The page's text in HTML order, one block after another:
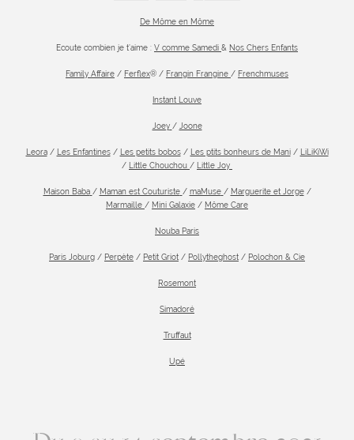
De Môme en Môme
Ecoute combien je t’aime : V comme Samedi & Nos Chers Enfants
Family Affaire / Ferflex® / Frangin Frangine / Frenchmuses
Instant Louve
Joey / Joone
Leora/ Les Enfantines/ Les petits bobos/ Les ptits bonheurs de Mani/
LiLiKiWi
/
Little Chouchou / Little Joy
Maison Baba / Maman est Couturiste / maMuse / Marguerite et Jorge/
Marmaille / Mini Galaxie / Môme Care
Nouba Paris
Paris Joburg / Perpète / Petit Griot / Pollytheghost / Polochon & Cie
Rosemont
Simadoré
Truffaut
Upé